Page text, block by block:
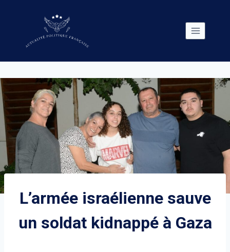
L’armée israélienne sauve
un soldat kidnappé à Gaza